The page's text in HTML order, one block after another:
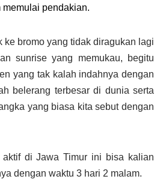
pendakian.
ke bromo yang tidak diragukan lagi
sunrise yang memukau, begitu
yang tak kalah indahnya dengan
belerang terbesar di dunia serta
yang biasa kita sebut dengan
aktif di Jawa Timur ini bisa kalian
dengan waktu 3 hari 2 malam.